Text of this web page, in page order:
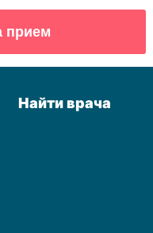
Найти врача